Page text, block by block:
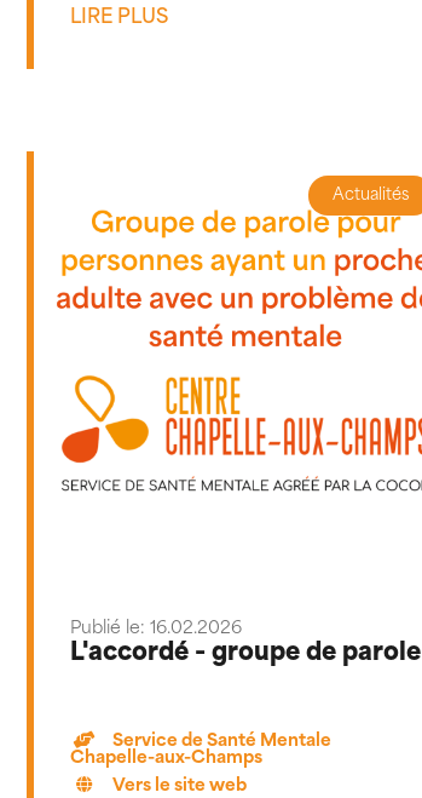
LIRE PLUS
Actualités
Publié le: 16.02.2026
L'accordé - groupe de parole
Service de Santé Mentale
Chapelle-aux-Champs
Vers le site web